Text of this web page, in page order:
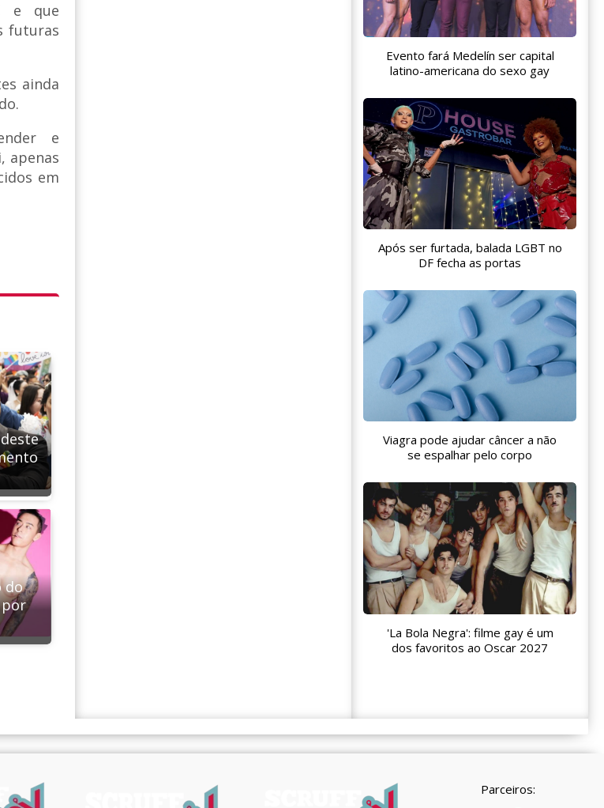
e que
futuras
ainda
e
apenas
em
do
por
Evento fará Medelín ser capital
latino-americana do sexo gay
Após ser furtada, balada LGBT no
DF fecha as portas
Viagra pode ajudar câncer a não
se espalhar pelo corpo
'La Bola Negra': filme gay é um
dos favoritos ao Oscar 2027
Parceiros: